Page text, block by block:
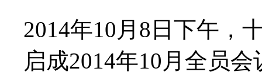
2014年10月8日下午，
启成2014年10月全员